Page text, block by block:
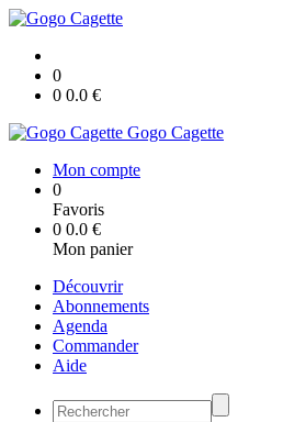
0
0 0.0 €
Gogo Cagette
Mon compte
0
Favoris
0 0.0 €
Mon panier
Découvrir
Abonnements
Agenda
Commander
Aide